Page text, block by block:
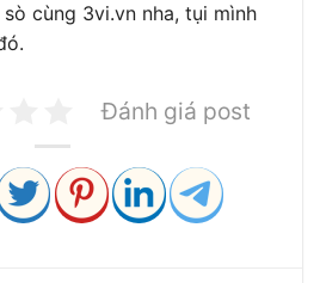
cùng 3vi.vn nha, tụi mình
Đánh giá post